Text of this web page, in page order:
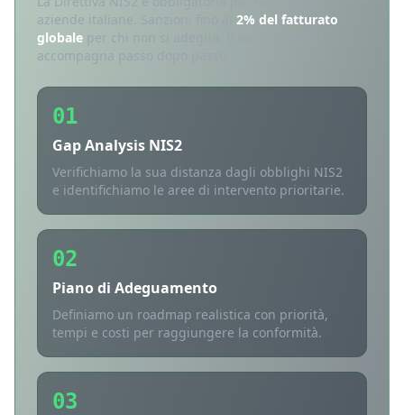
aziende italiane. Sanzioni fino al 2% del fatturato
globale per chi non si adegua. Il nostro team ti
accompagna passo dopo passo.
01
Gap Analysis NIS2
Verifichiamo la sua distanza dagli obblighi NIS2
e identifichiamo le aree di intervento prioritarie.
02
Piano di Adeguamento
Definiamo un roadmap realistica con priorità,
tempi e costi per raggiungere la conformità.
03